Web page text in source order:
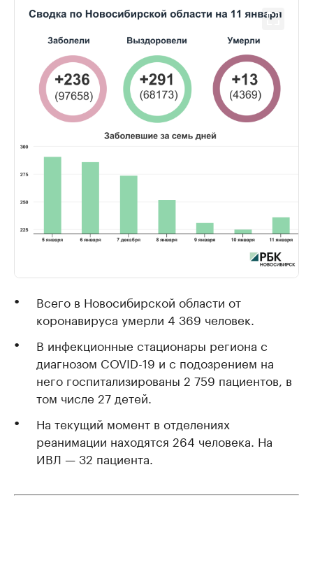
Всего в Новосибирской области от
коронавируса умерли 4 369 человек.
В инфекционные стационары региона с
диагнозом COVID-19 и с подозрением на
него госпитализированы 2 759 пациентов, в
том числе 27 детей.
На текущий момент в отделениях
реанимации находятся 264 человека. На
ИВЛ — 32 пациента.